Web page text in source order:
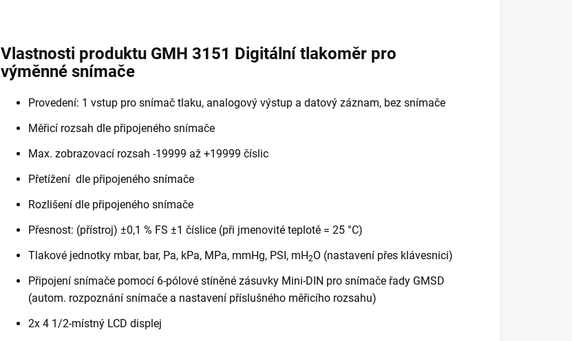
Vlastnosti produktu GMH 3151 Digitální tlakoměr pro
výměnné snímače
Provedení: 1 vstup pro snímač tlaku, analogový výstup a datový záznam, bez snímače
Měřicí rozsah dle připojeného snímače
Max. zobrazovací rozsah -19999 až +19999 číslic
Přetížení dle připojeného snímače
Rozlišení dle připojeného snímače
Přesnost: (přístroj) ±0,1 % FS ±1 číslice (při jmenovité teplotě = 25 °C)
Tlakové jednotky mbar, bar, Pa, kPa, MPa, mmHg, PSI, mH2O (nastavení přes klávesnici)
Připojení snímače pomocí 6-pólové stíněné zásuvky Mini-DIN pro snímače řady GMSD
(autom. rozpoznání snímače a nastavení příslušného měřicího rozsahu)
2x 4 1/2-místný LCD displej